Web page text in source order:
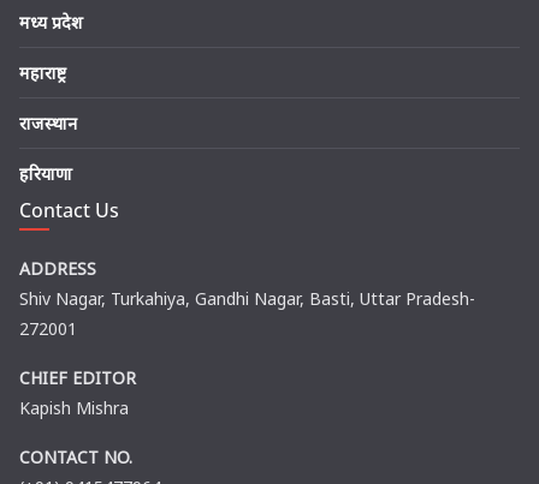
मध्य प्रदेश
महाराष्ट्र
राजस्थान
हरियाणा
Contact Us
ADDRESS
Shiv Nagar, Turkahiya, Gandhi Nagar, Basti, Uttar Pradesh-
272001
CHIEF EDITOR
Kapish Mishra
CONTACT NO.